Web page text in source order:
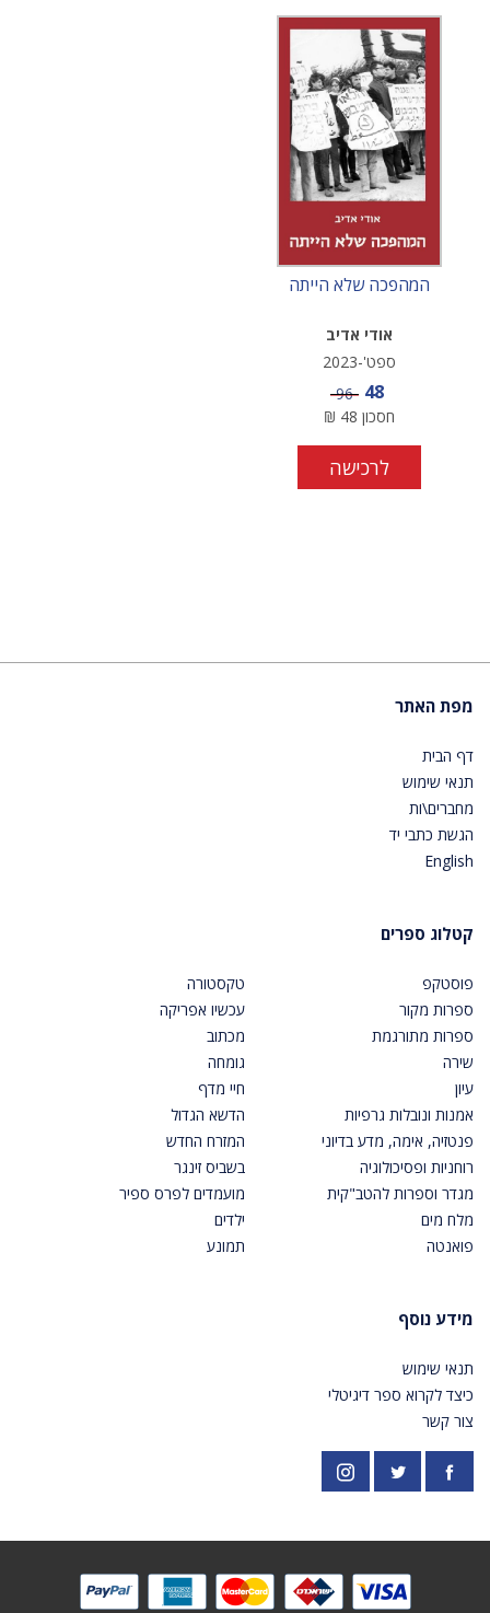
המהפכה שלא הייתה
אודי אדיב
ספט'-2023
מחיר מבצע
48 מחיר
96
חסכון 48
₪
לרכישה
מפת האתר
דף הבית
תנאי שימוש
מחברים\ות
הגשת כתבי יד
English
קטלוג ספרים
פוסטקפ
ספרות מקור
ספרות מתורגמת
שירה
עיון
אמנות ונובלות גרפיות
פנטזיה, אימה, מדע בדיוני
רוחניות ופסיכולוגיה
מגדר וספרות להטב"קית
מלח מים
פואנטה
טקסטורה
עכשיו אפריקה
מכתוב
גומחה
חיי מדף
הדשא הגדול
המזרח החדש
בשביס זינגר
מועמדים לפרס ספיר
ילדים
תמונע
מידע נוסף
תנאי שימוש
כיצד לקרוא ספר דיגיטלי
צור קשר
פייסבוק https://twitter.com/PardesPublish
אינסטגרם